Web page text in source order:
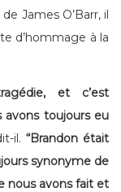
James O’Barr, il
d’hommage à la
et c’est
toujours eu
il. “Brandon était
synonyme de
nous avons fait et